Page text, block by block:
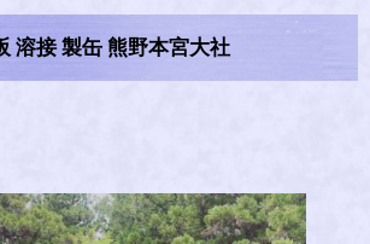
溶接 製缶 熊野本宮大社